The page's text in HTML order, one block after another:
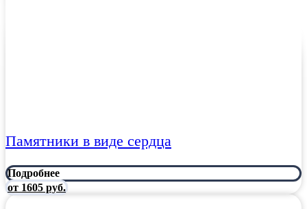
Памятники в виде сердца
Подробнее
от 1605 руб.